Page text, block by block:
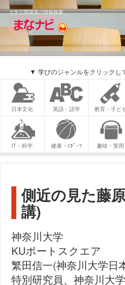
大学公開講座の情報検索
▼ 学びのジャンルをクリックし
日本文化 英語・語学 教育・子ど
IT・科学 健康・ｽﾎﾟｰﾂ 趣味・実用
側近の見た藤
講)
神奈川大学
KUポートスクエア
繁田信一(神奈川大学日
特別研究員、神奈川大